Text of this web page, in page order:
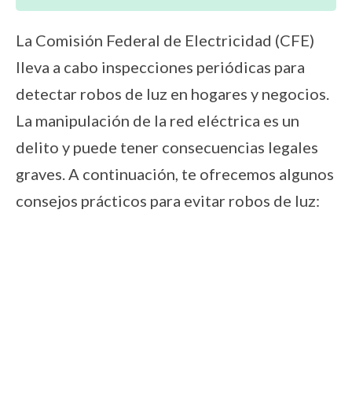
La Comisión Federal de Electricidad (CFE)
lleva a cabo inspecciones periódicas para
detectar robos de luz en hogares y negocios.
La manipulación de la red eléctrica es un
delito y puede tener consecuencias legales
graves. A continuación, te ofrecemos algunos
consejos prácticos para evitar robos de luz: